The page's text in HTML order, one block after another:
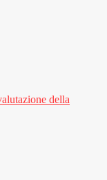
della